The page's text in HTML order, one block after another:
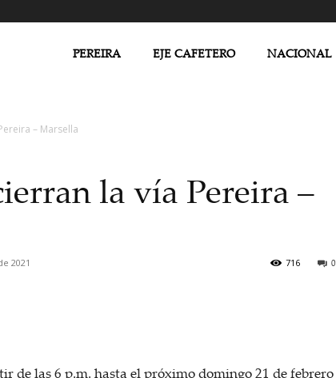
PEREIRA EJE CAFETERO NACIONAL
– Marsella
la vía Pereira –
2021 0
716
de las 6 p.m. hasta el próximo domingo 21 de febrero